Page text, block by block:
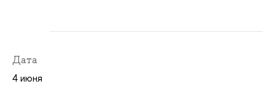
Дата
4 июня